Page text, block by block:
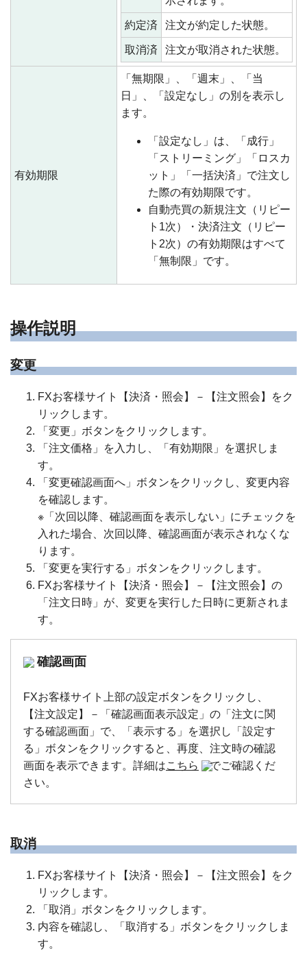
約定済 注文が約定した状態。
取消済 注文が取消された状態。
有効期限
「無期限」、「週末」、「当
日」、「設定なし」の別を表示し
ます。
「設定なし」は、「成行」
「ストリーミング」「ロスカ
ット」「一括決済」で注文し
た際の有効期限です。
自動売買の新規注文（リピー
ト1次）・決済注文（リピー
ト2次）の有効期限はすべて
「無制限」です。
操作説明
変更
FXお客様サイト【決済・照会】－【注文照会】をク
リックします。
「変更」ボタンをクリックします。
「注文価格」を入力し、「有効期限」を選択しま
す。
「変更確認画面へ」ボタンをクリックし、変更内容
を確認します。
※「次回以降、確認画面を表示しない」にチェックを
入れた場合、次回以降、確認画面が表示されなくな
ります。
「変更を実行する」ボタンをクリックします。
FXお客様サイト【決済・照会】－【注文照会】の
「注文日時」が、変更を実行した日時に更新されま
す。
確認画面
FXお客様サイト上部の設定ボタンをクリックし、
【注文設定】－「確認画面表示設定」の「注文に関
する確認画面」で、「表示する」を選択し「設定す
る」ボタンをクリックすると、再度、注文時の確認
画面を表示できます。詳細はこちら
でご確認くだ
さい。
取消
FXお客様サイト【決済・照会】－【注文照会】をク
リックします。
「取消」ボタンをクリックします。
内容を確認し、「取消する」ボタンをクリックしま
す。